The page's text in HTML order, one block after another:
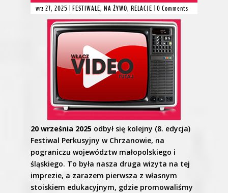
wrz 27, 2025 | FESTIWALE, NA ŻYWO, RELACJE | 0 Comments
20 września 2025 odbył się kolejny (8. edycja)
Festiwal Perkusyjny w Chrzanowie, na
pograniczu województw małopolskiego i
śląskiego. To była nasza druga wizyta na tej
imprezie, a zarazem pierwsza z własnym
stoiskiem edukacyjnym, gdzie promowaliśmy